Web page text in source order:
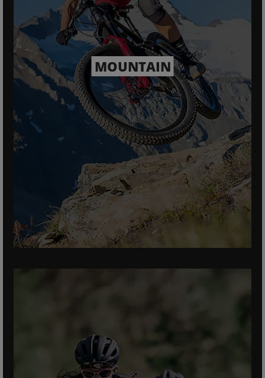
MOUNTAIN